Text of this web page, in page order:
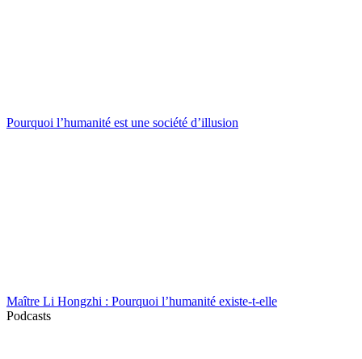
Pourquoi l’humanité est une société d’illusion
Maître Li Hongzhi : Pourquoi l’humanité existe-t-elle
Podcasts